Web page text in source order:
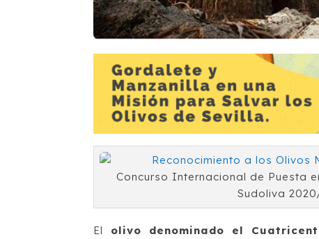
Concurso Internacional de Puesta
Sudoliva
El olivo denominado el